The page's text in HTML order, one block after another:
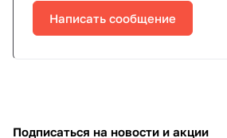
Написать сообщение
Подписаться на новости и акции